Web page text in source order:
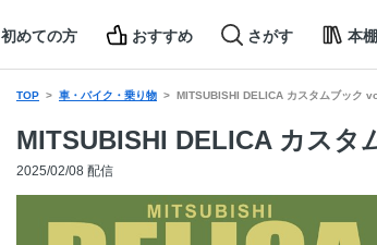
初めての方 おすすめ さがす 本棚
TOP 車・バイク・乗り物 MITSUBISHI DELICA カスタムブック
MITSUBISHI DELICA カスタ
2025/02/08 配信